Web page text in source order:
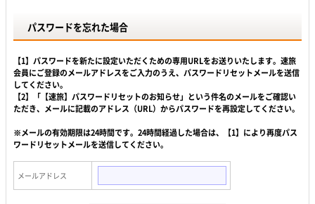
パスワードを忘れた場合
【1】パスワードを新たに設定いただくための専用URLをお送りいたします。速旅
会員にご登録のメールアドレスをご入力のうえ、パスワードリセットメールを送信
してください。
【2】「【速旅】パスワードリセットのお知らせ」という件名のメールをご確認い
ただき、メールに記載のアドレス（URL）からパスワードを再設定してください。
※メールの有効期限は24時間です。24時間経過した場合は、【1】により再度パス
ワードリセットメールを送信してください。
メールアドレス